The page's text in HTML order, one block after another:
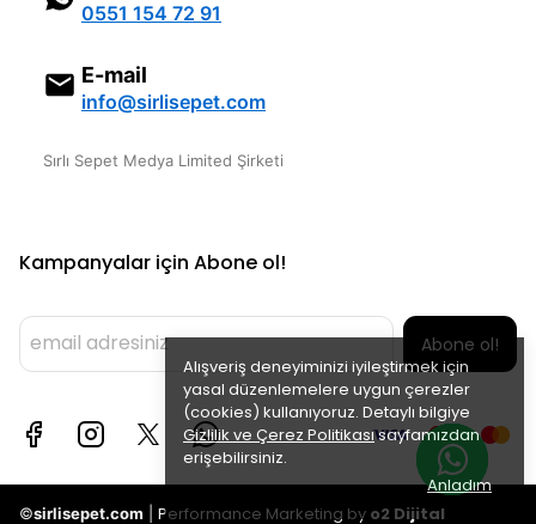
Alışveriş deneyiminizi iyileştirmek için
yasal düzenlemelere uygun çerezler
(cookies) kullanıyoruz. Detaylı bilgiye
Gizlilik ve Çerez Politikasısayfamızdan
erişebilirsiniz.
Anladım
0551 154 72 91
E-mail
info@sirlisepet.com
Sırlı Sepet Medya Limited Şirketi
Kampanyalar için Abone ol!
Abone ol!
©sirlisepet.com Performance Marketing by o2 Dijital